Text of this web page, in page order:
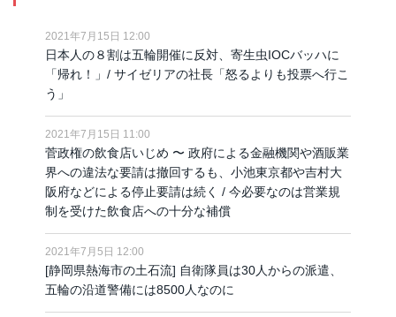
2021年7月15日 12:00
日本人の８割は五輪開催に反対、寄生虫IOCバッハに
「帰れ！」/ サイゼリアの社長「怒るよりも投票へ行こ
う」
2021年7月15日 11:00
菅政権の飲食店いじめ 〜 政府による金融機関や酒販業
界への違法な要請は撤回するも、小池東京都や吉村大
阪府などによる停止要請は続く / 今必要なのは営業規
制を受けた飲食店への十分な補償
2021年7月5日 12:00
[静岡県熱海市の土石流] 自衛隊員は30人からの派遣、
五輪の沿道警備には8500人なのに